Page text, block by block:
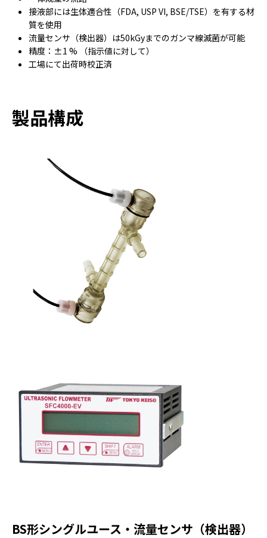
接液部には生体適合性（FDA, USP VI, BSE/TSE）を有する材
質を使用
流量センサ（検出器）は50kGyまでのガンマ線滅菌が可能
精度：±1 % （指示値に対して）
工場にて出荷時校正済
製品構成
BS形シングルユース・流量センサ（検出器）